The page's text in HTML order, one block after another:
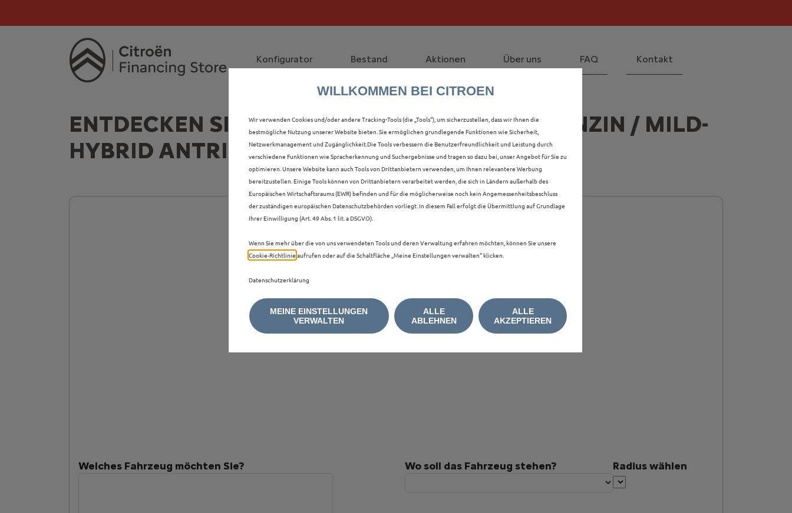
Konfigurator Bestand Aktionen Über uns FAQ Kontakt
ENTDECKEN SIE ALLE C5 X NEUWAGEN MIT BENZIN / MILD-
HYBRID ANTRIEB IN ZWICKAU
Welches Fahrzeug möchten Sie? Wo soll das Fahrzeug stehen? Radius wählen
WILLKOMMEN BEI CITROEN
Wir verwenden Cookies und/oder andere Tracking-Tools (die „Tools“), um sicherzustellen, dass wir Ihnen die
bestmögliche Nutzung unserer Website bieten. Sie ermöglichen grundlegende Funktionen wie Sicherheit,
Netzwerkmanagement und Zugänglichkeit.Die Tools verbessern die Benutzerfreundlichkeit und Leistung durch
verschiedene Funktionen wie Spracherkennung und Suchergebnisse und tragen so dazu bei, unser Angebot für Sie zu
optimieren. Unsere Website kann auch Tools von Drittanbietern verwenden, um Ihnen relevantere Werbung
bereitzustellen. Einige Tools können von Drittanbietern verarbeitet werden, die sich in Ländern außerhalb des
Europäischen Wirtschaftsraums (EWR) befinden und für die möglicherweise noch kein Angemessenheitsbeschluss
der zuständigen europäischen Datenschutzbehörden vorliegt. In diesem Fall erfolgt die Übermittlung auf Grundlage
Ihrer Einwilligung (Art. 49 Abs. 1 lit. a DSGVO).
Wenn Sie mehr über die von uns verwendeten Tools und deren Verwaltung erfahren möchten, können Sie unsere
Cookie‑Richtlinie aufrufen oder auf die Schaltfläche „Meine Einstellungen verwalten“ klicken.
Datenschutzerklärung
MEINE EINSTELLUNGEN
VERWALTEN
ALLE
AKZEPTIEREN
ALLE
ABLEHNEN